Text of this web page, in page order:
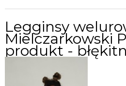
Legginsy
Mielczarkowski
produkt -